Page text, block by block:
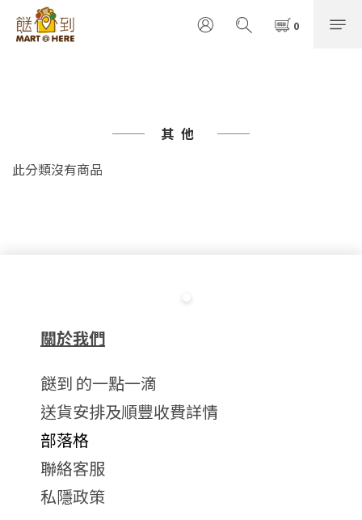
其他
此分類沒有商品
關於我們
餸到 的一點一滴
送貨安排及順豐收費詳情
部落格
聯絡客服
私隱政策